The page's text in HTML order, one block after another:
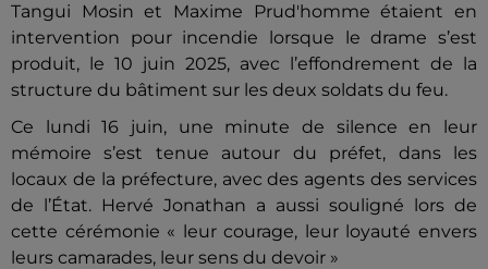
Tangui Mosin et Maxime Prud'homme étaient en
intervention pour incendie lorsque le drame s’est
produit, le 10 juin 2025, avec l’effondrement de la
structure du bâtiment sur les deux soldats du feu.
Ce lundi 16 juin, une minute de silence en leur
mémoire s’est tenue autour du préfet, dans les
locaux de la préfecture, avec des agents des services
de l’État. Hervé Jonathan a aussi souligné lors de
cette cérémonie « leur courage, leur loyauté envers
leurs camarades, leur sens du devoir »